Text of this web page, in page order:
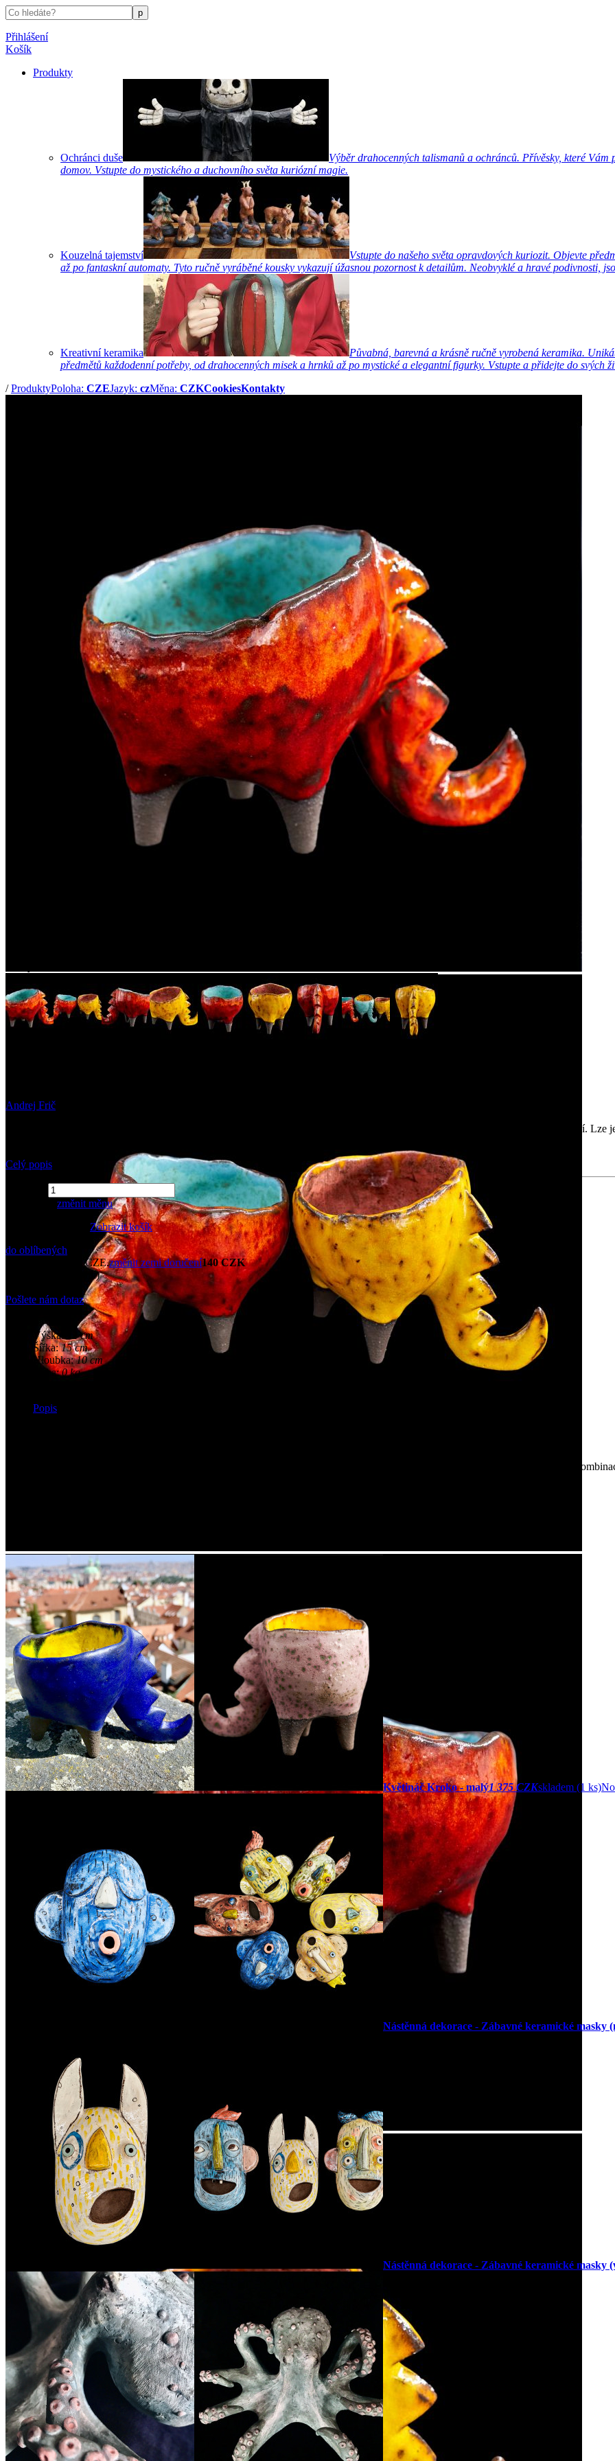
Přihlášení
Košík
Produkty
Ochránci duše
Výběr drahocenných talismanů a ochránců. Přívěsky, které
domov. Vstupte do mystického a duchovního světa kuriózní magie.
Kouzelná tajemství
Vstupte do našeho světa opravdových kuriozit. Objevte
až po fantaskní automaty. Tyto ručně vyráběné kousky vykazují úžasnou pozornost k detailům. Neobvyklé a hravé podivnosti,
Kreativní keramika
Půvabná, barevná a krásně ručně vyrobená keramika.
předmětů každodenní potřeby, od drahocenných misek a hrnků až po mystické a elegantní figurky. Vstupte a přidejte do svých
/ProduktyPoloha: CZEJazyk: czMěna: CZKCookiesKontakty
Andrej Frič
Barevné ručně vyráběné keramické květináče Kroko dorazily do Curiomatu. Díky svému neobvyklému ocásku jsou velmi univerzální.
Celý popis
změnit měnu
Zobrazit košík
do oblíbených
Cena doručení do CZE.změnit zemi doručení140 CZK
(25 dní)
Pošlete nám dotaz
Výška:
12 cm
Šířka:15 cm
Hloubka:10 cm
Váha: 0 kg
Popis
Jako z dávných časů, ze středověké hostiny nebo čarodějova doupěte, tato rozkošná keramika rozproudí vaši fantazii! Živé barevné
Květináč Kroko - malý1 375 CZKskladem (1 ks)
Nástěnná dekorace - Zábavné keramické masky
Nástěnná dekorace - Zábavné keramické masky